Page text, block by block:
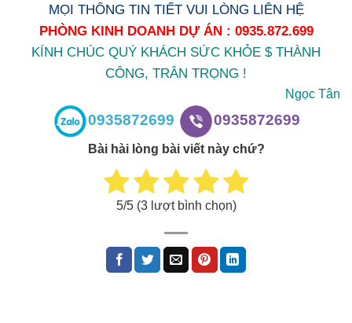
MỌI THÔNG TIN TIẾT VUI LÒNG LIÊN HỆ
PHÒNG KINH DOANH DỰ ÁN : 0935.872.699
KÍNH CHÚC QUÝ KHÁCH SỨC KHỎE $ THÀNH
CÔNG, TRÂN TRỌNG !
Ngọc Tân
0935872699 0935872699
Bài hài lòng bài viết này chứ?
5/5 (3lượt bình chọn)